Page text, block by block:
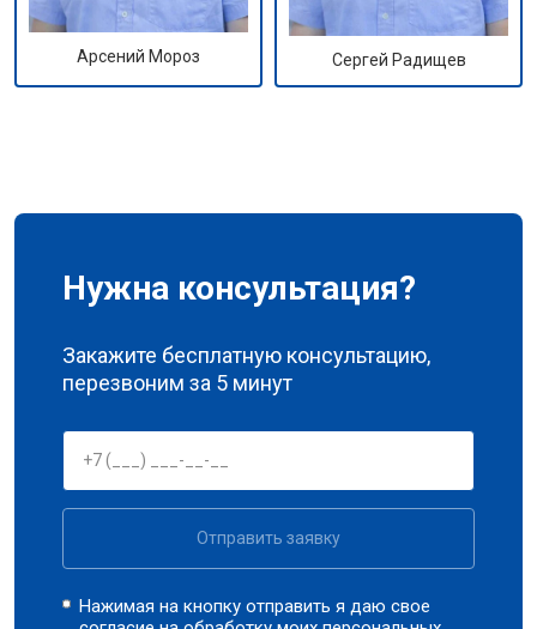
Арсений Мороз Сергей Радищев
Нужна консультация?
Закажите бесплатную консультацию,
перезвоним за 5 минут
Отправить заявку
Нажимая на кнопку отправить я даю свое